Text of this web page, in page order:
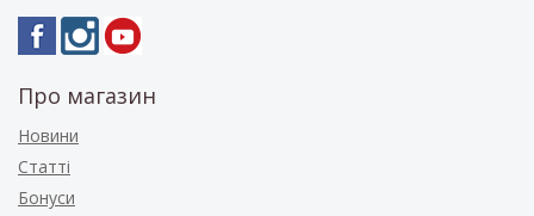
Про магазин
Новини
Статті
Бонуси